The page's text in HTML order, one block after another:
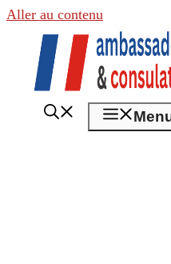
Aller au contenu